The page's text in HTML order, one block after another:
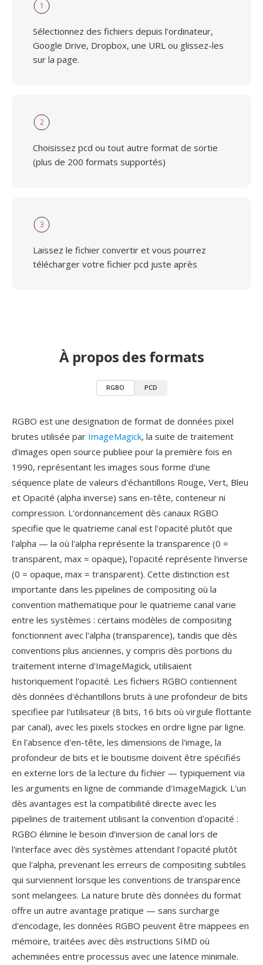
1
Sélectionnez des fichiers depuis l'ordinateur,
Google Drive, Dropbox, une URL ou glissez-les
sur la page.
2
Choisissez pcd ou tout autre format de sortie
(plus de 200 formats supportés)
3
Laissez le fichier convertir et vous pourrez
télécharger votre fichier pcd juste après
À propos des formats
RGBO PCD
RGBO est une designation de format de données pixel
brutes utilisée par ImageMagick, la suite de traitement
d'images open source publiee pour la première fois en
1990, représentant les images sous forme d'une
séquence plate de valeurs d'échantillons Rouge, Vert, Bleu
et Opacité (alpha inverse) sans en-tête, conteneur ni
compression. L'ordonnancement dès canaux RGBO
specifie que le quatrieme canal est l'opacité plutôt que
l'alpha — la où l'alpha représente la transparence (0 =
transparent, max = opaque), l'opacité représente l'inverse
(0 = opaque, max = transparent). Cette distinction est
importante dans les pipelines de compositing où la
convention mathematique pour le quatrieme canal varie
entre les systèmes : certains modèles de compositing
fonctionnent avec l'alpha (transparence), tandis que dès
conventions plus anciennes, y compris dès portions du
traitement interne d'ImageMagick, utilisaient
historiquement l'opacité. Les fichiers RGBO contiennent
dès données d'échantillons bruts à une profondeur de bits
specifiee par l'utilisateur (8 bits, 16 bits où virgule flottante
par canal), avec les pixels stockes en ordre ligne par ligne.
En l'absence d'en-tête, les dimensions de l'image, la
profondeur de bits et le boutisme doivent être spécifiés
en externe lors de la lecture du fichier — typiquement via
les arguments en ligne de commande d'ImageMagick. L'un
dès avantages est la compatibilité directe avec les
pipelines de traitement utilisant la convention d'opacité :
RGBO élimine le besoin d'inversion de canal lors de
l'interface avec dès systèmes attendant l'opacité plutôt
que l'alpha, prevenant les erreurs de compositing subtiles
qui surviennent lorsque les conventions de transparence
sont melangees. La nature brute dès données du format
offre un autre avantage pratique — sans surcharge
d'encodage, les données RGBO peuvent être mappees en
mémoire, traitées avec dès instructions SIMD où
acheminées entre processus avec une latence minimale.